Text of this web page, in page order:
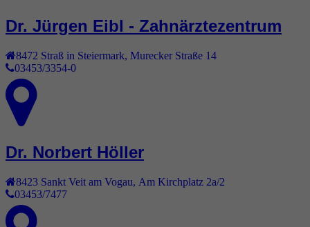
Dr. Jürgen Eibl - Zahnärztezentrum
8472 Straß in Steiermark Murecker Straße 14
03453/3354-0
Dr. Norbert Höller
8423 Sankt Veit am Vogau, Am Kirchplatz 2a/2
03453/7477